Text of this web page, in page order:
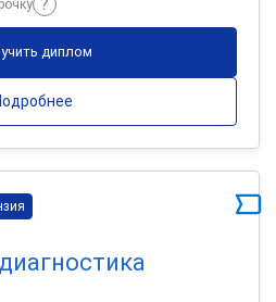
диплом